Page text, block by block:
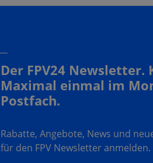
Der FPV24 Newsletter.
Maximal einmal im
Postfach.
Rabatte, Angebote, News und
für den FPV Newsletter anmelden.